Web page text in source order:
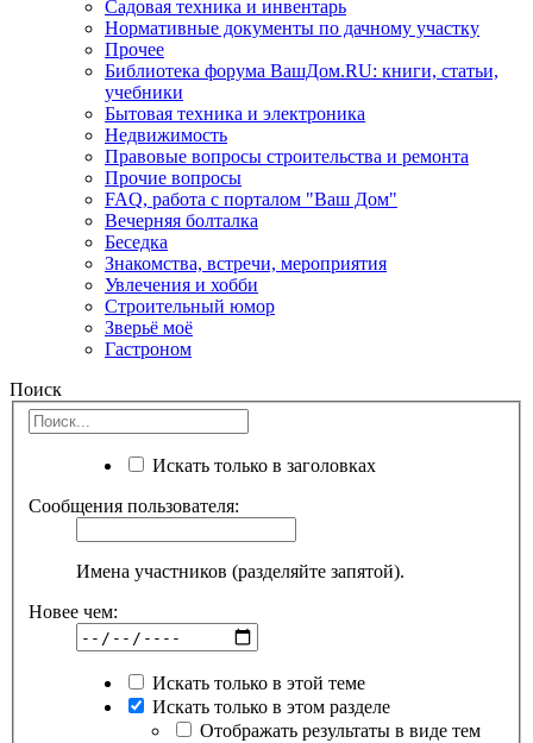
Садовая техника и инвентарь
Нормативные документы по дачному участку
Прочее
Библиотека форума ВашДом.RU: книги, статьи,
учебники
Бытовая техника и электроника
Недвижимость
Правовые вопросы строительства и ремонта
Прочие вопросы
FAQ, работа с порталом "Ваш Дом"
Вечерняя болталка
Беседка
Знакомства, встречи, мероприятия
Увлечения и хобби
Строительный юмор
Зверьё моё
Гастроном
Поиск
Искать только в заголовках
Сообщения пользователя:
Имена участников (разделяйте запятой).
Новее чем:
Искать только в этой теме
Искать только в этом разделе
Отображать результаты в виде тем